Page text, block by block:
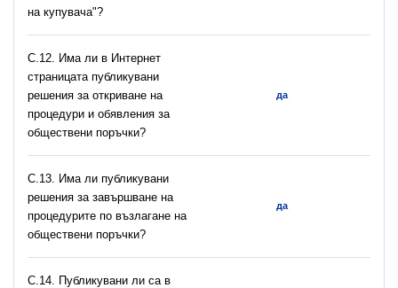
на купувача"?
С.12. Има ли в Интернет
страницата публикувани
решения за откриване на
процедури и обявления за
обществени поръчки?
да
С.13. Има ли публикувани
решения за завършване на
процедурите по възлагане на
обществени поръчки?
да
С.14. Публикувани ли са в